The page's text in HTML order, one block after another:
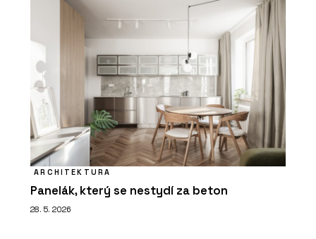
ARCHITEKTURA
Panelák, který se nestydí za beton
28. 5. 2026